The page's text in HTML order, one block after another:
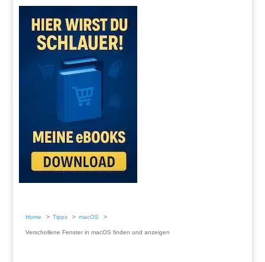
Home Tipps macOS
Verschollene Fenster in macOS finden und anzeigen